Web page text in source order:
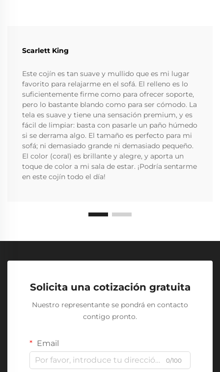
Scarlett King
Este cojín es tan suave y mullido que es mi lugar
favorito para relajarme en el sofá. El relleno es lo
suficientemente firme como para ofrecer soporte,
pero lo bastante blando como para ser cómodo. La
tela es suave y tiene una sensación premium, y es
fácil de limpiar: basta con pasarle un paño húmedo
si se derrama algo. El tamaño es perfecto para mi
sofá; ni demasiado grande ni demasiado pequeño.
El color (coral) es brillante y alegre, y aporta un
toque de color a mi sala de estar. ¡Podría sentarme
en este cojín todo el día!
Solicita una cotización gratuita
Nuestro representante se pondrá en contacto
contigo pronto.
Email
0/100